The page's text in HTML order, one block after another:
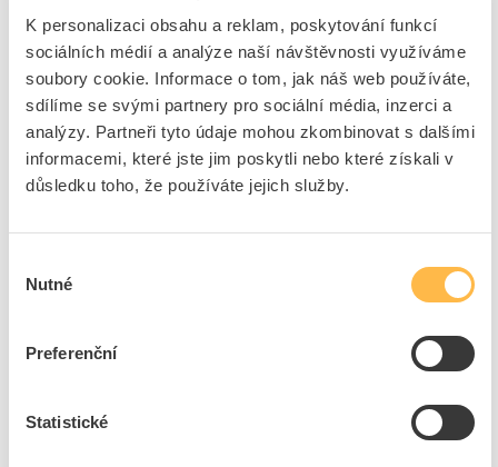
K personalizaci obsahu a reklam, poskytování funkcí
sociálních médií a analýze naší návštěvnosti využíváme
soubory cookie. Informace o tom, jak náš web používáte,
sdílíme se svými partnery pro sociální média, inzerci a
analýzy. Partneři tyto údaje mohou zkombinovat s dalšími
informacemi, které jste jim poskytli nebo které získali v
důsledku toho, že používáte jejich služby.
souhlasu
Nutné
Preferenční
Statistické
GPSR Details
Odpovědnost za produkt
Nexans Power Accessories Czech Republic, spol. s r.o.
Adresa: Logistická 173/3, 350 02 Cheb, Česká republika
Telefon: 735 753 129
https://eok.gph.cz/